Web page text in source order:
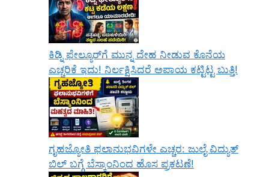
ಕಿಡ್ನಿ ಫೇಲ್ಯೂರ್‌ಗೆ ಮುನ್ನ ದೇಹ ನೀಡುವ ಕೊನೆಯ
ಎಚ್ಚರಿಕೆ ಇದು! ನಿರ್ಲಕ್ಷಿಸಿದರೆ ಅಪಾಯ ಕಟ್ಟಿಟ್ಟ ಬುತ್ತಿ!
ಗೃಹಜ್ಯೋತಿ ಫಲಾನುಭವಿಗಳೇ ಎಚ್ಚರ: ಜುಲೈ ವಿದ್ಯುತ್
ಬಿಲ್ ಬಗ್ಗೆ ಬೆಸ್ಕಾಂನಿಂದ ಹೊಸ ಪ್ರಕಟಣೆ!